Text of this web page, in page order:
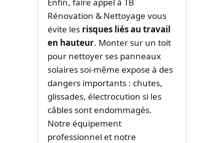
Rénovation & Nettoyage vous
évite les risques liés au travail
en hauteur. Monter sur un toit
pour nettoyer ses panneaux
solaires soi-même expose à des
dangers importants : chutes,
glissades, électrocution si les
câbles sont endommagés.
Notre équipement
professionnel et notre